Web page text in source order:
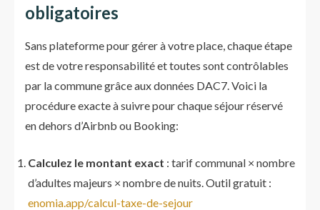
obligatoires
Sans plateforme pour gérer à votre place, chaque étape
est de votre responsabilité et toutes sont contrôlables
par la commune grâce aux données DAC7. Voici la
procédure exacte à suivre pour chaque séjour réservé
en dehors d’Airbnb ou Booking:
Calculez le montant exact : tarif communal × nombre
d’adultes majeurs × nombre de nuits. Outil gratuit :
enomia.app/calcul-taxe-de-sejour